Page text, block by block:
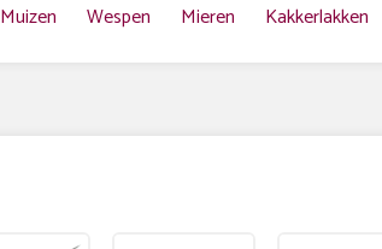
Muizen Wespen Mieren Kakkerlakken